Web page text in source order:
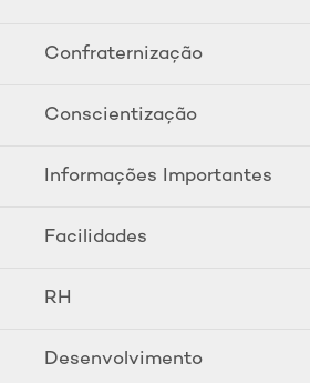
Confraternização
Conscientização
Informações Importantes
Facilidades
RH
Desenvolvimento